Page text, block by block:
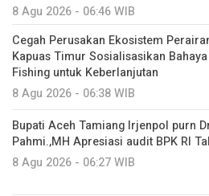
8 Agu 2026 - 06:46 WIB
Cegah Perusakan Ekosistem
Kapuas Timur Sosialisasikan
Fishing untuk Keberlanjutan
8 Agu 2026 - 06:38 WIB
Bupati Aceh Tamiang Irjenpol purn
Pahmi.,MH Apresiasi audit BPK RI
8 Agu 2026 - 06:27 WIB